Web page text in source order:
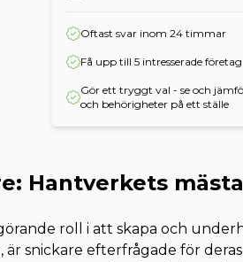
Oftast svar inom 24 timmar
Få upp till 5 intresserade företag
Gör ett tryggt val - se och
och behörigheter på ett ställe
Hantverkets
roll i att skapa och
är snickare efterfrågade för